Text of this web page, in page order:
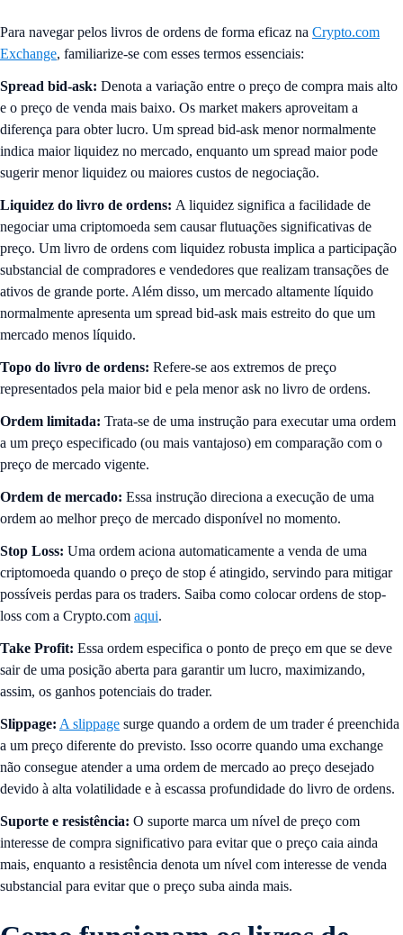
Para navegar pelos livros de ordens de forma eficaz na Crypto.com
Exchange, familiarize-se com esses termos essenciais:
Spread bid-ask: Denota a variação entre o preço de compra mais alto
e o preço de venda mais baixo. Os market makers aproveitam a
diferença para obter lucro. Um spread bid-ask menor normalmente
indica maior liquidez no mercado, enquanto um spread maior pode
sugerir menor liquidez ou maiores custos de negociação.
Liquidez do livro de ordens: A liquidez significa a facilidade de
negociar uma criptomoeda sem causar flutuações significativas de
preço. Um livro de ordens com liquidez robusta implica a participação
substancial de compradores e vendedores que realizam transações de
ativos de grande porte. Além disso, um mercado altamente líquido
normalmente apresenta um spread bid-ask mais estreito do que um
mercado menos líquido.
Topo do livro de ordens: Refere-se aos extremos de preço
representados pela maior bid e pela menor ask no livro de ordens.
Ordem limitada: Trata-se de uma instrução para executar uma ordem
a um preço especificado (ou mais vantajoso) em comparação com o
preço de mercado vigente.
Ordem de mercado: Essa instrução direciona a execução de uma
ordem ao melhor preço de mercado disponível no momento.
Stop Loss: Uma ordem aciona automaticamente a venda de uma
criptomoeda quando o preço de stop é atingido, servindo para mitigar
possíveis perdas para os traders. Saiba como colocar ordens de stop-
loss com a Crypto.com aqui.
Take Profit: Essa ordem especifica o ponto de preço em que se deve
sair de uma posição aberta para garantir um lucro, maximizando,
assim, os ganhos potenciais do trader.
Slippage: A slippage surge quando a ordem de um trader é preenchida
a um preço diferente do previsto. Isso ocorre quando uma exchange
não consegue atender a uma ordem de mercado ao preço desejado
devido à alta volatilidade e à escassa profundidade do livro de ordens.
Suporte e resistência: O suporte marca um nível de preço com
interesse de compra significativo para evitar que o preço caia ainda
mais, enquanto a resistência denota um nível com interesse de venda
substancial para evitar que o preço suba ainda mais.